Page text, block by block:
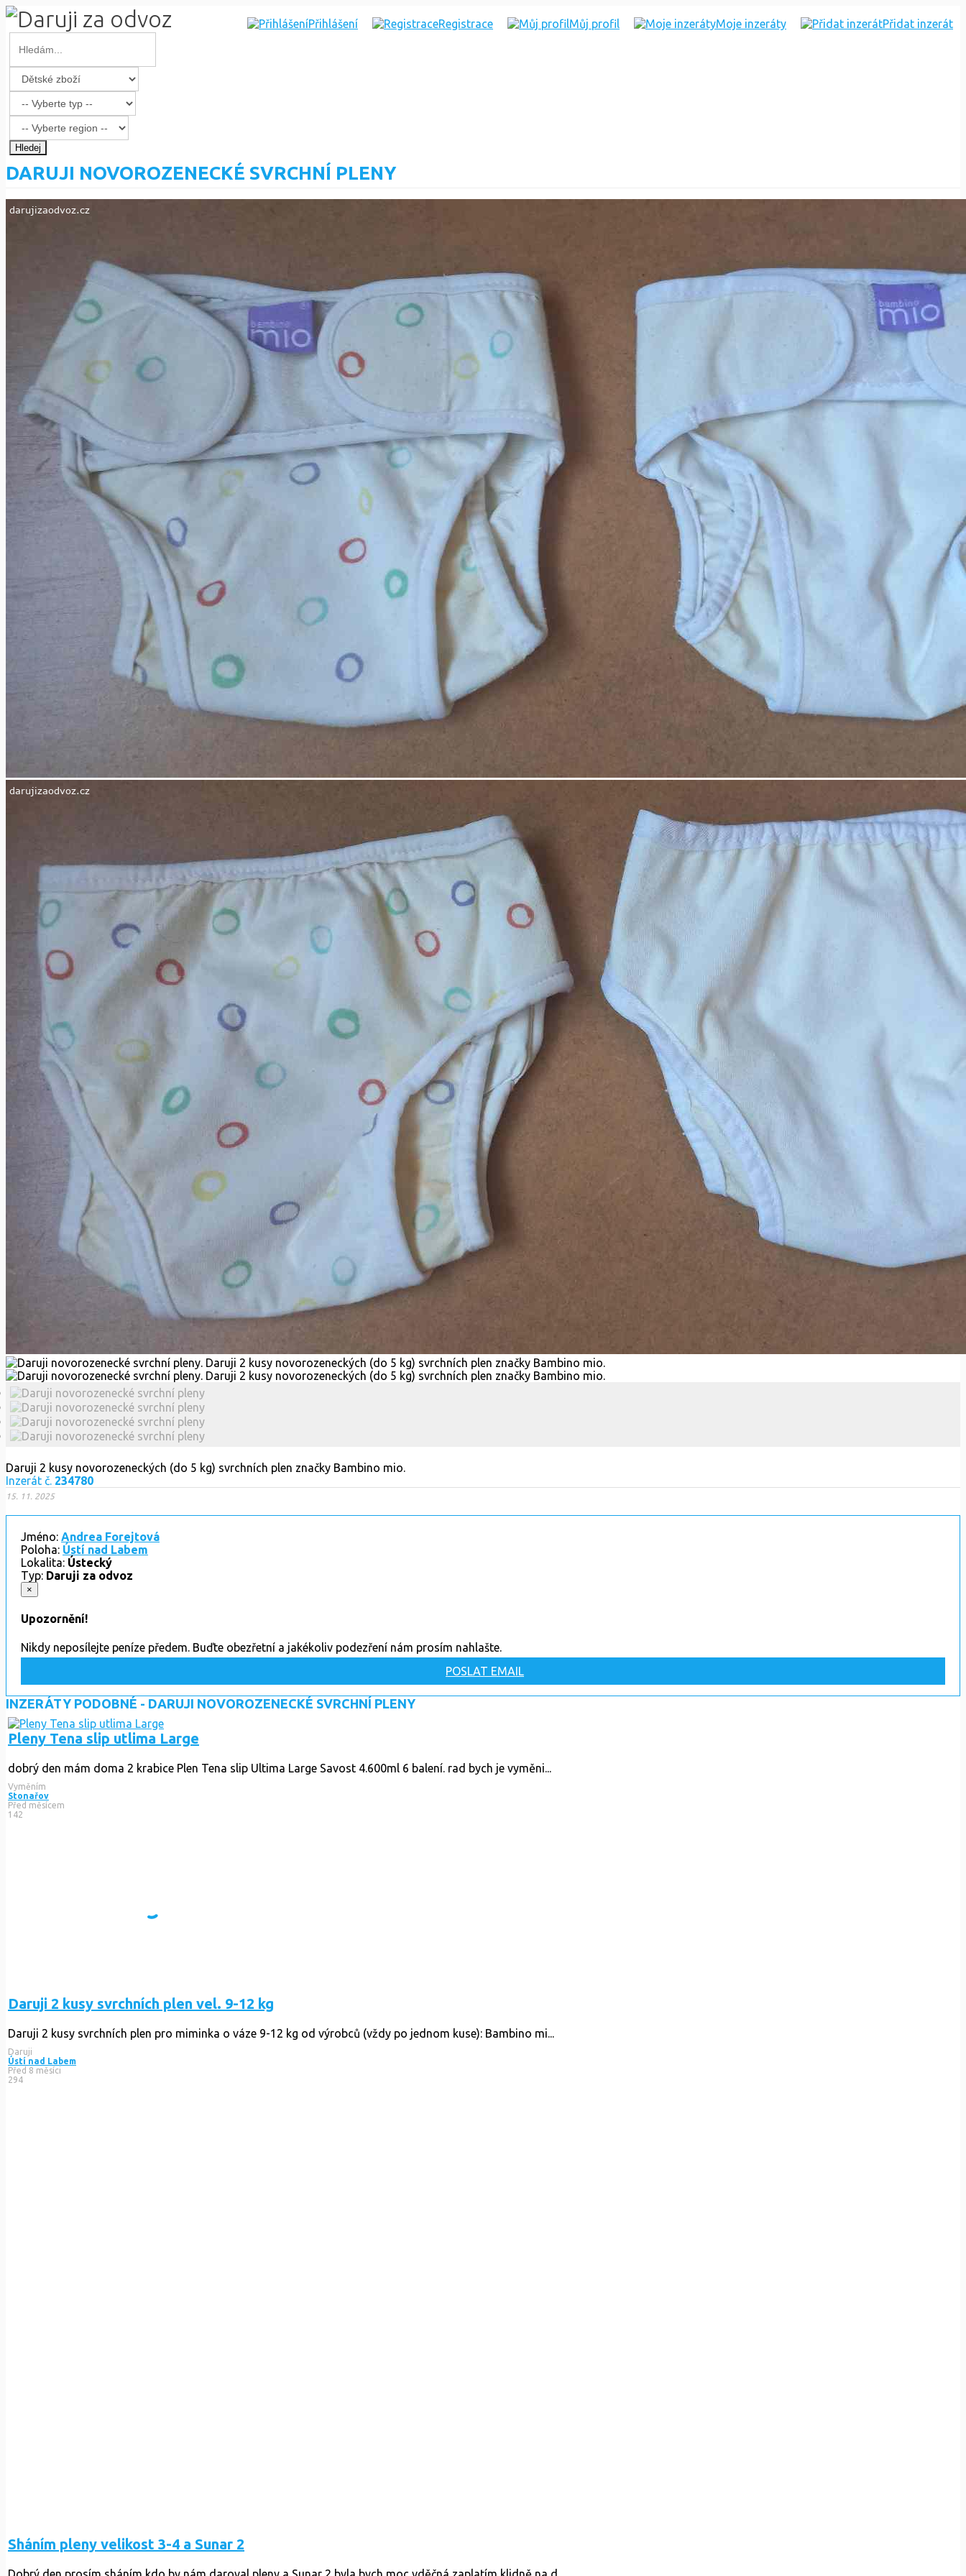
Přihlášení Registrace Můj profil Moje inzeráty Přidat inzerát
Hledej
DARUJI NOVOROZENECKÉ SVRCHNÍ PLENY
Daruji 2 kusy novorozeneckých (do 5 kg) svrchních plen značky Bambino mio.
Inzerát č. 234780
15. 11. 2025
Jméno: Andrea Forejtová
Poloha: Ústí nad Labem
Lokalita: Ústecký
Typ: Daruji za odvoz
×
Upozornění!
Nikdy neposílejte peníze předem. Buďte obezřetní a jakékoliv podezření nám prosím nahlašte.
POSLAT EMAIL
INZERÁTY PODOBNÉ - DARUJI NOVOROZENECKÉ SVRCHNÍ PLENY
Pleny Tena slip utlima Large
dobrý den mám doma 2 krabice Plen Tena slip Ultima Large Savost 4.600ml 6 balení. rad bych je vyměni...
Vyměním
Stonařov
Před měsícem
142
Daruji 2 kusy svrchních plen vel. 9-12 kg
Daruji 2 kusy svrchních plen pro miminka o váze 9-12 kg od výrobců (vždy po jednom kuse): Bambino mi...
Daruji
Ústí nad Labem
Před 8 měsíci
294
Sháním pleny velikost 3-4 a Sunar 2